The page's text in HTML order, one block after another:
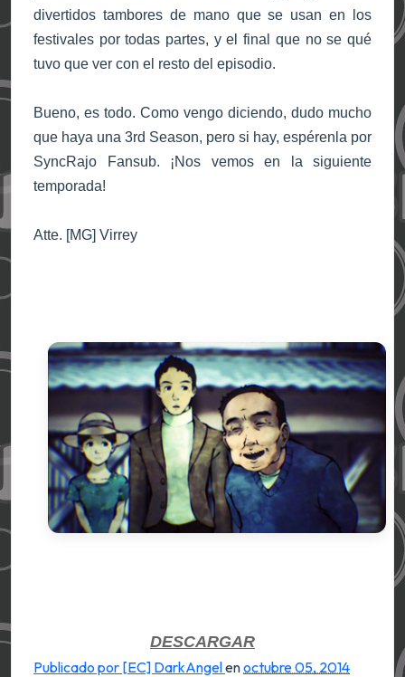
divertidos tambores de mano que se usan en los
festivales por todas partes, y el final que no se qué
tuvo que ver con el resto del episodio.
Bueno, es todo. Como vengo diciendo, dudo mucho
que haya una 3rd Season, pero si hay, espérenla por
SyncRajo Fansub. ¡Nos vemos en la siguiente
temporada!
Atte. [MG] Virrey
DESCARGAR
Publicado por [EC] DarkAngelenoctubre 05, 2014